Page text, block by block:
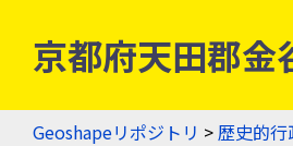
京都府天田郡
Geoshapeリポジトリ >歴史的